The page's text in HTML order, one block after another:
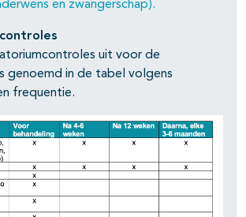
en zwangerschap).
uit voor de
genoemd in de tabel volgens
frequentie.